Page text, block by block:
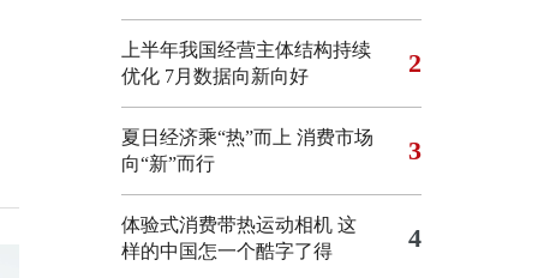
上半年我国经营主体结构持续
优化 7月数据向新向好 2
夏日经济乘“热”而上 消费市场
向“新”而行
3
体验式消费带热运动相机 这
样的中国怎一个酷字了得
4